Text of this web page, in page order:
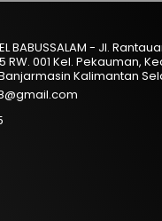
BABUSSALAM - Jl.
RW. 001 Kel. Pekauman,
Kalimantan